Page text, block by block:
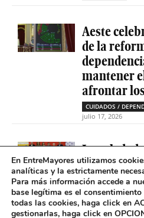
Aeste
de la
mantener
afrontar
CUIDADOS /
julio 17, 2026
La soledad
cinco
personas
problemas
SOLEDAD NO
En EntreMayores utilizamos
analíticas y la estrictamente
Para más información accede a
base legítima es el
todas las cookies, haga click en
gestionarlas, haga click en